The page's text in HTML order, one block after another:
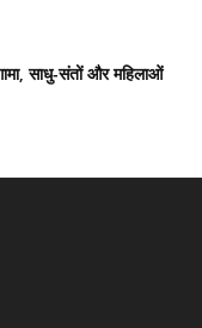
साधु-संतों और महिलाओं